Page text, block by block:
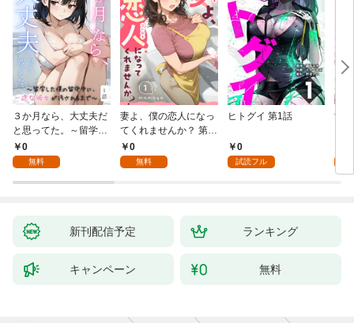
３か月なら、大丈夫だ
と思ってた。～留学し
た僕の留守中に、一途
な彼女が汚されるまで
0
無料
妻よ、僕の恋人になっ
てくれませんか？ 第1
話0
無料
ヒトグイ 第1話
0
試読フル
世
新刊配信予定 ランキング
キャンペーン 無料